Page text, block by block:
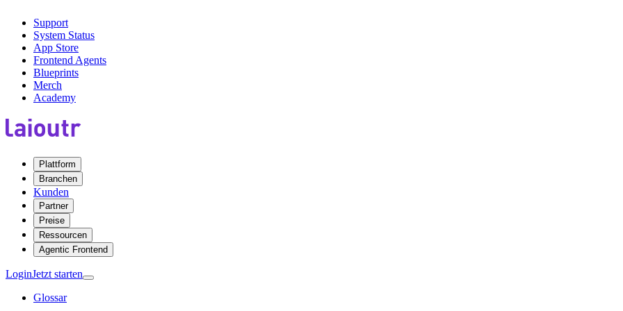
Support
System Status
App Store
Frontend Agents
Blueprints
Merch
Academy
Plattform
Branchen
Kunden
Partner
Preise
Ressourcen
Agentic Frontend
LoginJetzt starten
Glossar